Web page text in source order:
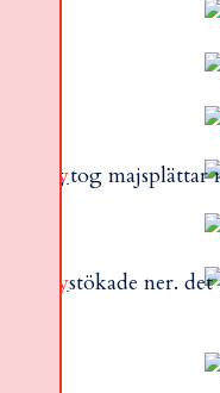
jag tog majsplättar
stökade ner.